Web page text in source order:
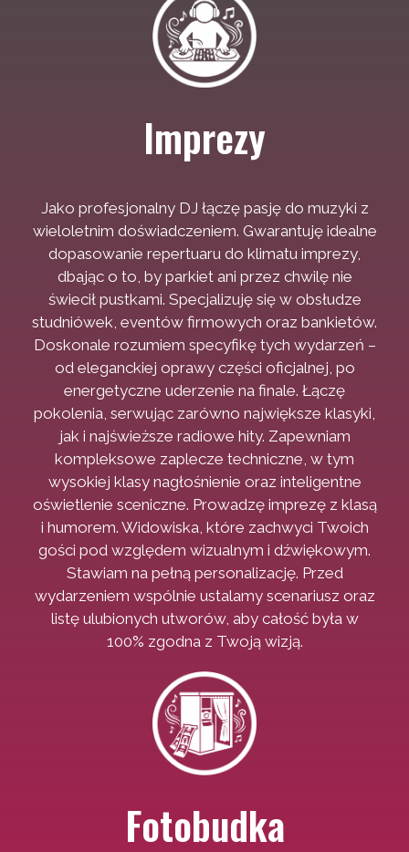
Imprezy
Jako profesjonalny DJ łączę pasję do muzyki z
wieloletnim doświadczeniem. Gwarantuję idealne
dopasowanie repertuaru do klimatu imprezy,
dbając o to, by parkiet ani przez chwilę nie
świecił pustkami. Specjalizuję się w obsłudze
studniówek, eventów firmowych oraz bankietów.
Doskonale rozumiem specyfikę tych wydarzeń –
od eleganckiej oprawy części oficjalnej, po
energetyczne uderzenie na finale. Łączę
pokolenia, serwując zarówno największe klasyki,
jak i najświeższe radiowe hity. Zapewniam
kompleksowe zaplecze techniczne, w tym
wysokiej klasy nagłośnienie oraz inteligentne
oświetlenie sceniczne. Prowadzę imprezę z klasą
i humorem. Widowiska, które zachwyci Twoich
gości pod względem wizualnym i dźwiękowym.
Stawiam na pełną personalizację. Przed
wydarzeniem wspólnie ustalamy scenariusz oraz
listę ulubionych utworów, aby całość była w
100% zgodna z Twoją wizją.
Fotobudka